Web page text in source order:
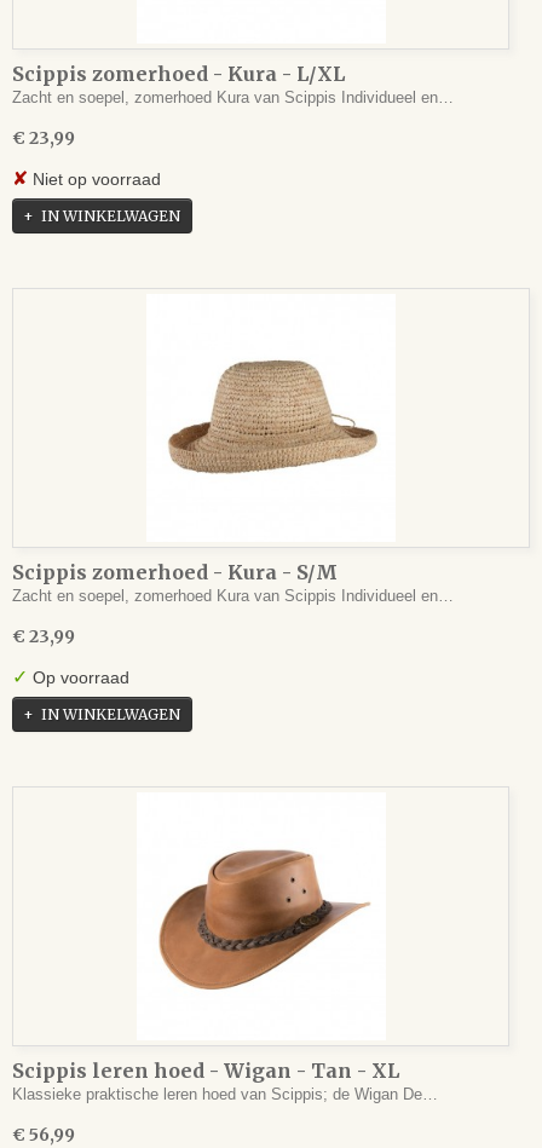
Scippis zomerhoed - Kura - L/XL
Zacht en soepel, zomerhoed Kura van Scippis Individueel en…
€ 23,99
✘ Niet op voorraad
IN WINKELWAGEN
Scippis zomerhoed - Kura - S/M
Zacht en soepel, zomerhoed Kura van Scippis Individueel en…
€ 23,99
✓ Op voorraad
IN WINKELWAGEN
Scippis leren hoed - Wigan - Tan - XL
Klassieke praktische leren hoed van Scippis; de Wigan De…
€ 56,99